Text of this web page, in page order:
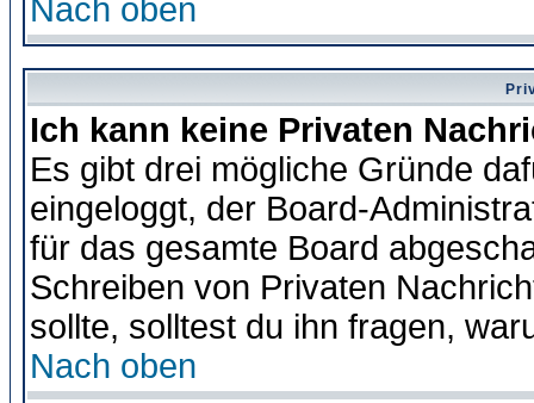
Nach oben
Ich kann keine Privaten
Es gibt drei mögliche Gründe
eingeloggt, der Board-
für das gesamte Board
Schreiben von Privaten
sollte, solltest du ihn fragen,
Nach oben